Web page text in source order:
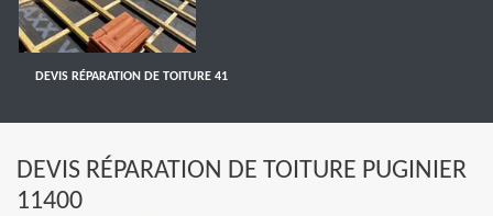
DEVIS RÉPARATION DE TOITURE 41
DEVIS RÉPARATION DE TOITURE PUGINIER
11400